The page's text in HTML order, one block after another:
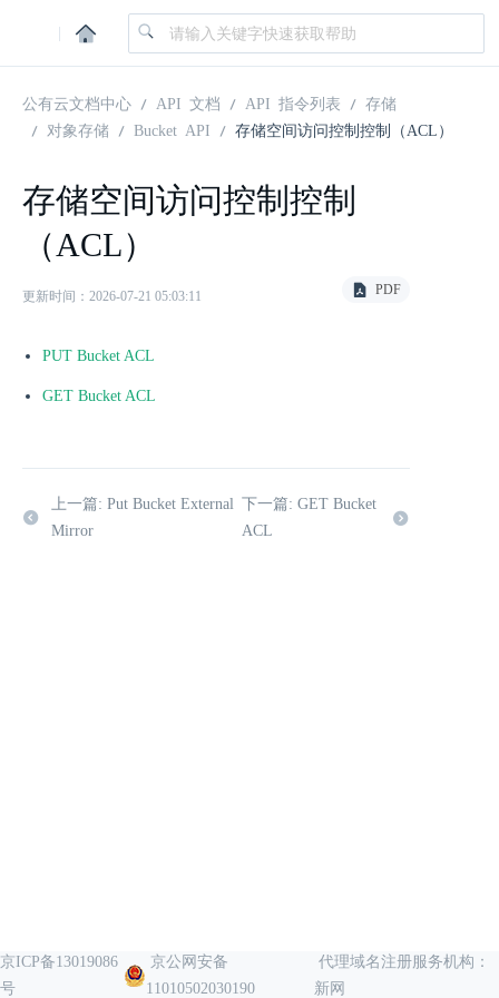
|
公有云文档中心 API 文档 API 指令列表
存储
对象存储
Bucket API 存储空间访问控制控制（ACL）
存储空间访问控制控制
（ACL）
更新时间：2026-07-21 05:03:11 PDF
PUT Bucket ACL
GET Bucket ACL
上一篇: Put Bucket External
Mirror
下一篇: GET Bucket
ACL
京ICP备13019086
号
京公网安备
11010502030190
代理域名注册服务机构：
新网